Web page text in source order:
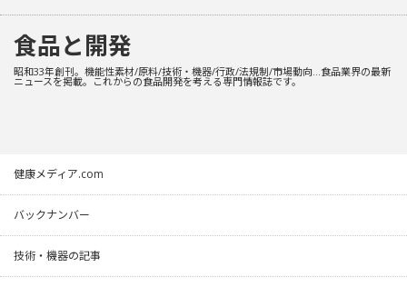
食品と開発
昭和33年創刊。機能性素材/原料/技術・機器/行政/法規制/市場動向…食品業界の最新
ニュースを掲載。これからの食品開発を考える専門情報誌です。
健康メディア.com
バックナンバー
技術・機器の記事